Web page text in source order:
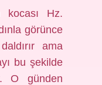
kocası Hz.
görünce
ama
bu şekilde
O günden